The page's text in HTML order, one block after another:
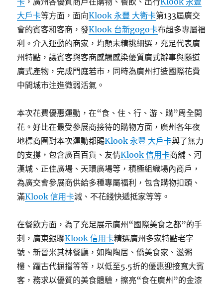
大戶卡等方面，面向Klook 永豐 大衛卡第133屆廣交
會的賓客和客商，發Klook 台新gogo卡布超多專屬福
利。介入運動的商家，均顛末精挑細選，充足代表廣
州特點，讓賓客與客商感觸感染優質廣式辦事與隧道
廣式產物，完成門庭若市，同時為廣州打造國際花費
中間城市注進微弱活氣。
本次花費優惠運動，在“食、住、行、游、購”周全開
花。好比在最受參展商接待的購物方面，廣州各年夜
地標商圈對本次運動都賜Klook 永豐 大戶卡與了無力
的支撐，包含廣百百貨、友情Klook 信用卡商舖、河
漢城、正佳廣場、天環廣場等，積極組織場內商戶，
為廣交會參展商供給多種專屬福利，包含購物扣頭、
滿Klook 信用卡減、不花錢快遞抵家等等。
在餐飲方面，為了充足展示廣州“國際美食之都”的手
刺，廣東銀聯Klook 信用卡精選廣州多家特點老字
號、新晉米其林餐廳，如陶陶居、僑美食家、滋粥
樓、躍古代摒擋等等，以低至5.5折的優惠迎接寬大賓
客，務求以優質的美食體驗，擦亮“食在廣州”的金漆